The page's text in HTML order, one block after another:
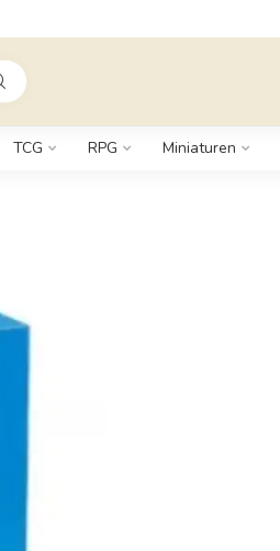
TCG RPG Miniaturen